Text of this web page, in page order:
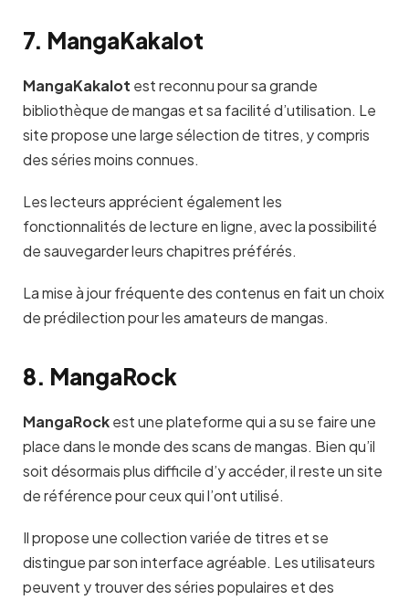
7. MangaKakalot
MangaKakalot est reconnu pour sa grande
bibliothèque de mangas et sa facilité d’utilisation. Le
site propose une large sélection de titres, y compris
des séries moins connues.
Les lecteurs apprécient également les
fonctionnalités de lecture en ligne, avec la possibilité
de sauvegarder leurs chapitres préférés.
La mise à jour fréquente des contenus en fait un choix
de prédilection pour les amateurs de mangas.
8. MangaRock
MangaRockest une plateforme qui a su se faire une
place dans le monde des scans de mangas. Bien qu’il
soit désormais plus difficile d’y accéder, il reste un site
de référence pour ceux qui l’ont utilisé.
Il propose une collection variée de titres et se
distingue par son interface agréable. Les utilisateurs
peuvent y trouver des séries populaires et des